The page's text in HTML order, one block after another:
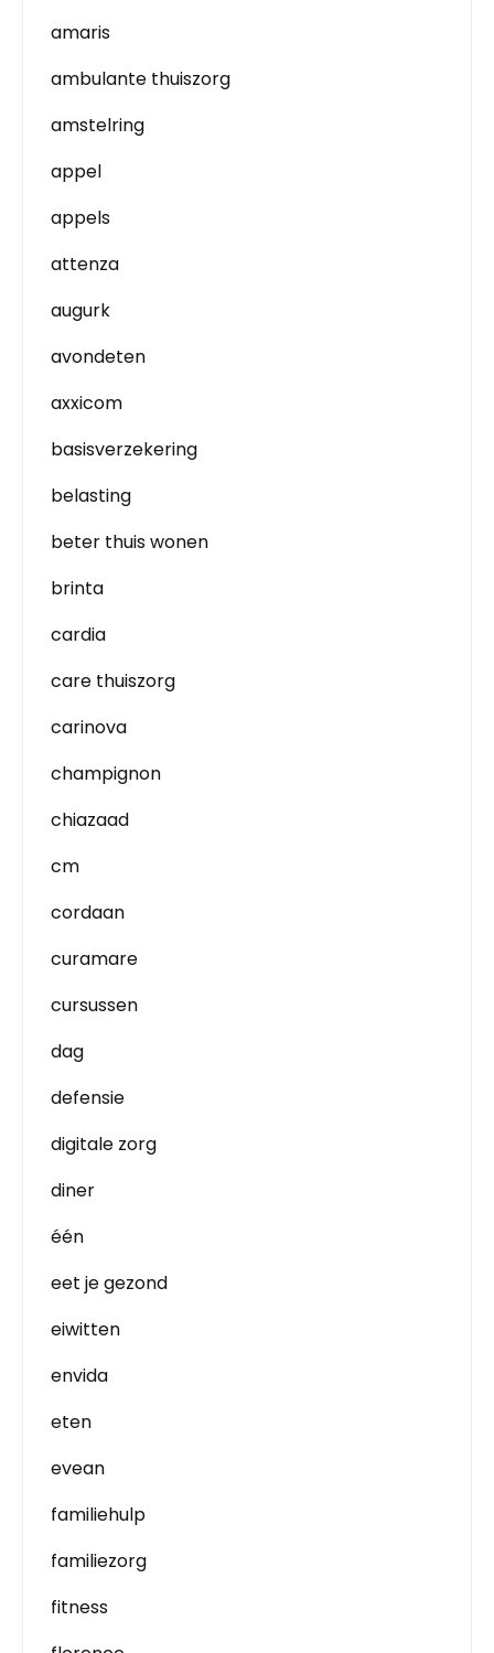
amaris
ambulante thuiszorg
amstelring
appel
appels
attenza
augurk
avondeten
axxicom
basisverzekering
belasting
beter thuis wonen
brinta
cardia
care thuiszorg
carinova
champignon
chiazaad
cm
cordaan
curamare
cursussen
dag
defensie
digitale zorg
diner
één
eet je gezond
eiwitten
envida
eten
evean
familiehulp
familiezorg
fitness